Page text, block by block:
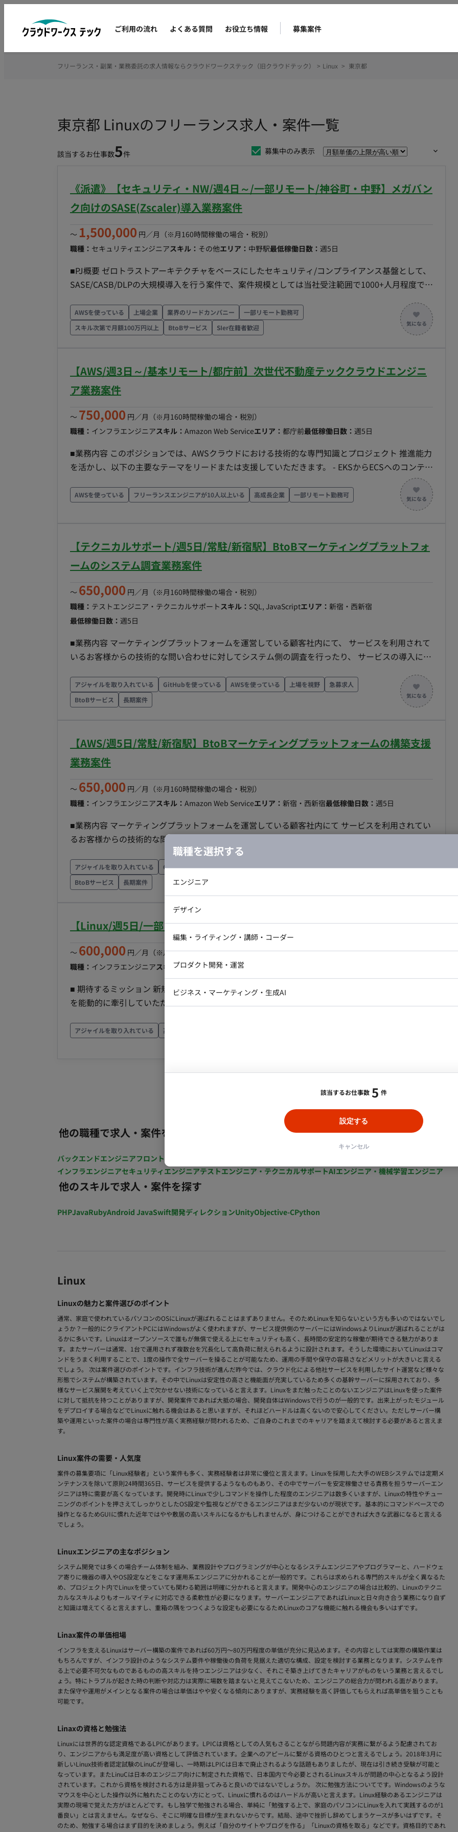
ご利用の流れ よくある質問 お役立ち情報 募集案件
東京都 Linuxのフリーランス求人・案件一覧
該当するお仕事数5件 募集中のみ表示
《派遣》【セキュリティ・NW/週4日～/一部リモート/神谷町・中野】メガバン
ク向けのSASE(Zscaler)導入業務案件
〜 1,500,000 円／月 （※月160時間稼働の場合・税別）
職種： セキュリティエンジニアスキル： その他エリア： 中野駅最低稼働日数： 週5日
■PJ概要 ゼロトラストアーキテクチャをベースにしたセキュリティ/コンプライアンス基盤として、
SASE/CASB/DLPの大規模導入を行う案件で、案件規模としては当社受注範囲で1000+人月程度で
ートおよび技術課題対応。 ■ 雇用形態：派遣社員（週20時間以上のため、社会保険加入必須） ■ 給
与 時給：6,500円 ～ 9,000円 ※ご経験、スキルによって決定します。 ■ 勤務地：東京（最寄り駅：
中野駅徒歩5分）※出社できる方優先 ■ 勤務時間 9:00 ～ 17:30（実働7.5時間／休憩1時間） ※残
6ヶ月継続後に付与） ■ 福利厚生・待遇 社会保険・厚生年金完備（健康保険、厚生年金、雇用保
険、労災保険） 交通費全額支給 ■その他 月末締め、25日支払い
AWSを使っている 上場企業 業界のリードカンパニー
一部リモート勤務可
スキル次第で月額100万円以上
BtoBサービス SIer在籍者歓迎
【AWS/週3日～/基本リモート/都庁前】次世代不動産テッククラウドエンジニ
ア業務案件
〜 750,000 円／月 （※月160時間稼働の場合・税別）
職種： インフラエンジニアスキル： Amazon Web Serviceエリア： 都庁前最低稼働日数： 週5日
■業務内容 このポジションでは、AWSクラウドにおける技術的な専門知識とプロジェクト 推進能力
を活かし、以下の主要なテーマをリードまたは支援していただきます。 - EKSからECSへのコンテナ
IaC（Infrastructure as Code）の推進 - TerraformまたはAWS CloudFormationを用いたインフ
ラの自動化・コード化を 推進し、再現性、運用効率、セキュリティの向上に貢献。 - 技術的な課
（Aurora）, Amazon ElastiCache （Redis） - Docker, CircleCI, Kubernetes - GitHub, JIRA ■精
算：140～180h（上下割） ■募集人数：2名（8月開始1名、10月開始1名） ■作業期間：長期予定 ■
AWSを使っている フリーランスエンジニアが10人以上いる 高成長企業 一部リモート勤務可
【テクニカルサポート/週5日/常駐/新宿駅】BtoBマーケティングプラットフォ
ームのシステム調査業務案件
〜 650,000 円／月 （※月160時間稼働の場合・税別）
職種： テストエンジニア・テクニカルサポートスキル： SQL, JavaScriptエリア： 新宿・西新宿
最低稼働日数： 週5日
■業務内容 マーケティングプラットフォームを運営している顧客社内にて、 サービスを利用されて
いるお客様からの技術的な問い合わせに対してシステム側の調査を行ったり、 サービスの導入に必
に入室し、本番環境のDBに対してSQLを使い該当するデータの抽出を行って頂きます。 また、顧
客からの問い合わせに対して、コードをみながら調査を行って頂きます。 スクリプトの実装に関し
ては、プロダクトで提供している機能の中で、 ユーザーの環境に合わせてjavascriptをカスタマイ
稼働 ・セキュリティの関係により、出社が必要となります。 ■チーム環境 チーム単位で協力して作
業を進めるようにしており、 実装で不明な点などがあれば、チーム内で質問すれば助けてもらえる
ような雰囲気で行っております。 最初はある程度実装の方法がパターン化されているものに関して
の改修から行っていただき、 徐々に大きめの改修を行っていただくなど、キャッチアップしながら
アジャイルを取り入れている GitHubを使っている AWSを使っている 上場を視野
急募求人
BtoBサービス
長期案件
【AWS/週5日/常駐/新宿駅】BtoBマーケティングプラットフォームの構築支援
業務案件
〜 650,000 円／月 （※月160時間稼働の場合・税別）
職種： インフラエンジニアスキル： Amazon Web Serviceエリア： 新宿・西新宿最低稼働日数： 週5日
■業務内容 マーケティングプラットフォームを運営している顧客社内にて サービスを利用されてい
るお客様からの技術的な問い合わせに対してシステム側の調査やサービスの導入に必要なスクリプ
トの実装をしていただきます。 問い合わせに関する調査については、 セキュアルームに入室し、本
番環境のDBに対してSQLを使い該当するデータの抽出を行って頂きます。 また、顧客からの問い
合わせに対して、コードをみながら調査を行って頂きます。 スクリプトの実装に関しては、プロダ
クトで提供している機能の中で、ユーザーの環境に合わせてjavascriptをカスタマイズする箇所があ
り、CSと連携して必要なスクリプトの実装をしていただきます。 ■働き方 ・週5日稼働 ・セキュリ
ティの関係により、出社が必要となります。 ■チーム環境 チーム単位で協力して作業を進めるよう
にしており、 実装で不明な点などがあれば、チーム内で質問すれば助けてもらえるような雰囲気で
行っております。 最初はある程度実装の方法がパターン化されているものに関しての改修から行っ
ていただき、 徐々に大きめの改修を行っていただくなど、キャッチアップしながら開発を進めてい
ただくように、タスクの分担を差配しながら進めています。 ■開始時期 即日
アジャイルを取り入れている GitHubを使っている AWSを使っている 上場を視野
急募求人
BtoBサービス
長期案件
【Linux/週5日/一部リモート】デジタル決済向けプラットフォーム基盤案件
〜 600,000 円／月 （※月160時間稼働の場合・税別）
職種： インフラエンジニアスキル：Linux エリア：豊洲
■ 期待するミッション 新規の基盤対応チームにおいて、要件定義から設計・構築、テスト支援まで
を能動的に牽引していただくことを期待しています。まだ詳細が未決定のフェーズから参画し、発
せる役割を担っていただきます。 ■ 業務内容・担当工程 【デジタル決済向けプラットフォームのイ
および総合テストの支援 ・（プロジェクト序盤）同エンドユーザー様のカードに紐づくインフラ設
ト稼働：一部リモート（基本リモート、PC初期設定や本番作業時などは豊洲に出社）
アジャイルを取り入れている 高成長企業
他の職種で求人・案件を探す
バックエンドエンジニアフロントエンジニア
インフラエンジニアセキュリティエンジニアテストエンジニア・テクニカルサポートAIエンジニア・機械学習エンジニア
他のスキルで求人・案件を探す
PHPJavaRubyAndroid JavaSwift開発ディレクションUnityObjective-CPython
Linux
Linuxの魅力と案件選びのポイント
通常、家庭で使われているパソコンのOSにLinuxが選ばれることはまずありません。そのためLinuxを知らないという方も多いのではないでし
ょうか？一般的にクライアントPCにはWindowsがよく使われますが、サービス提供側のサーバーにはWindowsよりLinuxが選ばれることがは
るかに多いです。Linuxはオープンソースで誰もが無償で使える上にセキュリティも高く、長時間の安定的な稼働が期待できる魅力がありま
す。またサーバーは通常、1台で運用されず複数台を冗長化して高負荷に耐えられるように設計されます。そうした環境においてLinuxはコマ
ンドをうまく利用することで、1度の操作で全サーバーを操ることが可能なため、運用の手間や保守の容易さなどメリットが大きいと言える
でしょう。 次は案件選びのポイントです。インフラ技術が進んだ昨今では、クラウド化による他社サービスを利用したサイト運営など様々な
形態でシステムが構築されています。その中でLinuxは安定性の高さと機能面が充実しているため多くの基幹サーバーに採用されており、多
様なサービス展開を考えていく上で欠かせない技術になっていると言えます。Linuxをまだ触ったことのないエンジニアはLinuxを使った案件
に対して抵抗を持つことがありますが、開発案件であれば大抵の場合、開発自体はWindowsで行うのが一般的です。出来上がったモジュール
をデプロイする場合などでLinuxに触れる機会はあると思いますが、それほどハードルは高くないので安心してください。ただしサーバー構
築や運用といった案件の場合は専門性が高く実務経験が問われるため、ご自身のこれまでのキャリアを踏まえて検討する必要があると言えま
す。
Linux案件の需要・人気度
案件の募集要項に「Linux経験者」という案件も多く、実務経験者は非常に優位と言えます。Linuxを採用した大手のWEBシステムでは定期メ
ンテナンスを除いて原則24時間365日、サービスを提供するようなものもあり、その中でサーバーを安定稼働させる責務を担うサーバーエン
ジニアは特に需要が高くなっています。開発時にLinuxで少しコマンドを操作した程度のエンジニアは数多くいますが、Linuxの特性やチュー
ニングのポイントを押さえてしっかりとしたOS設定や監視などができるエンジニアはまだ少ないのが現状です。基本的にコマンドベースでの
操作となるためGUIに慣れた近年ではやや敷居の高いスキルになるかもしれませんが、身につけることができれば大きな武器になると言える
でしょう。
Linuxエンジニアの主なポジション
システム開発では多くの場合チーム体制を組み、業務設計やプログラミングが中心となるシステムエンジニアやプログラマーと、ハードウェ
ア寄りに機器の導入やOS設定などをこなす運用系エンジニアに分かれることが一般的です。これらは求められる専門的スキルが全く異なるた
め、プロジェクト内でLinuxを使っていても関わる範囲は明確に分かれると言えます。開発中心のエンジニアの場合は比較的、Linuxのテクニ
カルなスキルよりもオールマイティに対応できる柔軟性が必要になります。サーバーエンジニアであればLinuxと日々向き合う業務になり自ず
と知識は増えてくると言えますし、重箱の隅をつつくような設定も必要になるためLinuxのコアな機能に触れる機会も多いはずです。
Linax案件の単価相場
インフラを支えるLinuxはサーバー構築の案件であれば60万円〜80万円程度の単価が充分に見込めます。その内容としては実際の構築作業は
もちろんですが、インフラ設計のようなシステム要件や稼働後の負荷を見据えた適切な構成、設定を検討する業務となります。システムを作
る上で必要不可欠なものであるものの高スキルを持つエンジニアは少なく、それこそ築き上げてきたキャリアがものをいう業務と言えるでし
ょう。特にトラブルが起きた時の判断や対応力は実際に場数を踏まないと見えてこないため、エンジニアの総合力が問われる面があります。
また保守や運用がメインとなる案件の場合は単価はやや安くなる傾向にありますが、実務経験を高く評価してもらえれば高単価を狙うことも
可能です。
Linaxの資格と勉強法
Linuxには世界的な認定資格であるLPICがあります。LPICは資格としての人気もさることながら問題内容が実務に繋がるよう配慮されてお
り、エンジニアからも満足度が高い資格として評価されています。企業へのアピールに繋がる資格のひとつと言えるでしょう。2018年3月に
新しいLinux技術者認定試験のLinuCが登場し、一時期はLPICは日本で廃止されるような話題もありましたが、現在は引き続き受験が可能と
なっています。またLinuCは日本のエンジニア向けに制定された資格で、日本国内で今必要とされるLinuxスキルが問題の中心となるよう設計
されています。これから資格を検討される方は是非狙ってみると良いのではないでしょうか。 次に勉強方法についてです。Windowsのような
マウスを中心とした操作以外に触れたことのない方にとって、Linuxに慣れるのはハードルが高いと言えます。Linux経験のあるエンジニアは
実際の現場で覚えた方がほとんどです。もし独学で勉強される場合、単純に「勉強する上で、家庭のパソコンにLinuxを入れて実践するのが1
番良い」とは言えません。なぜなら、そこに明確な目標が生まれないからです。結局、途中で挫折し辞めてしまうケースが多いはずです。そ
のため、勉強する場合はまず目的を決めましょう。例えば「自分のサイトやブログを作る」「Linuxの資格を取る」などです。資格目的であれ
職種を選択する
エンジニア
インフラエンジニア
テストエンジニア・テクニカルサポート
AIエンジニア・機械学習エン
デザイン
Webデザイナー・UI/UXデザイナー
ラストレーター
編集・ライティング・講師・コーダー
プロダクト開発・運営
クトマネージャー
ビジネス・マーケティング・生成AI
該当するお仕事数 5 件
設定する
キャンセル
フリーランス・副業・業務委託の求人情報ならクラウドワークステック（旧クラウドテック） > Linux > 東京都